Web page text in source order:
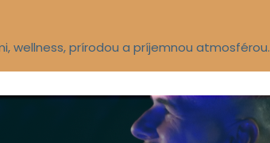
wellness, prírodou a príjemnou atmosférou.